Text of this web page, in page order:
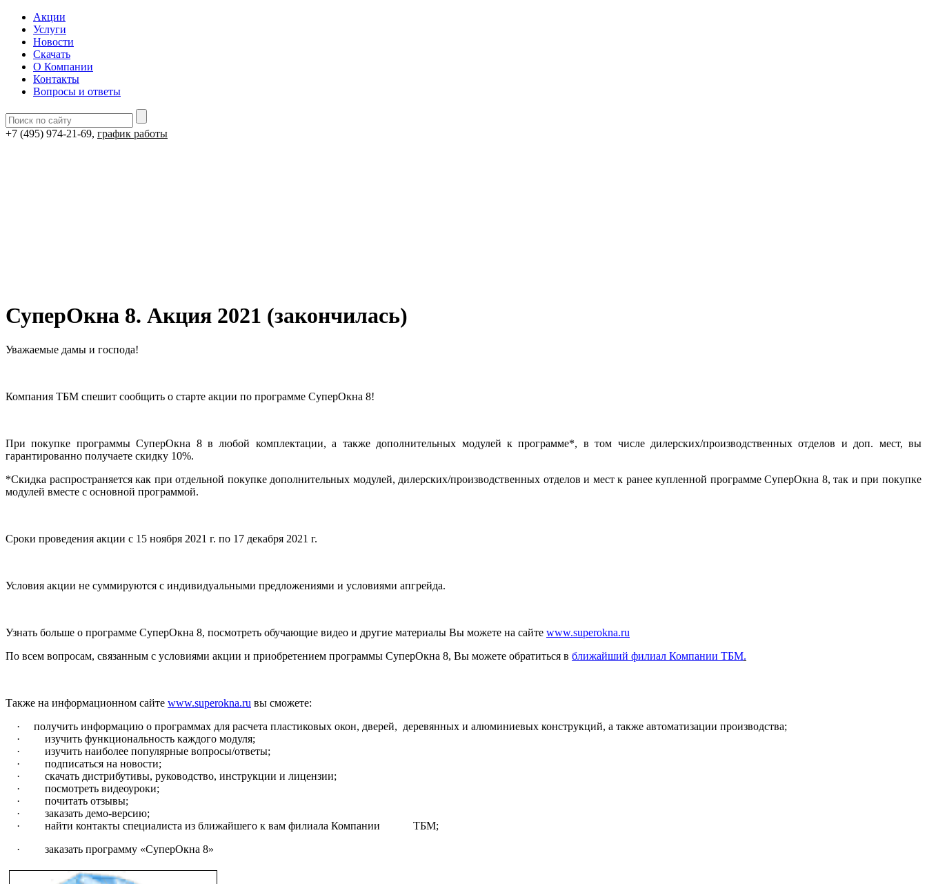
Акции
Услуги
Новости
Скачать
О Компании
Контакты
Вопросы и ответы
+7 (495) 974-21-69, график работы
СуперОкна 8. Акция 2021 (закончилась)
Уважаемые дамы и господа!
Компания ТБМ спешит сообщить о старте акции по программе СуперОкна 8!
При покупке программы СуперОкна 8 в любой комплектации, а также дополнительных модулей к программе*, в том числе дилерских/производственных отделов и доп. мест, вы
гарантированно получаете скидку 10%.
*Скидка распространяется как при отдельной покупке дополнительных модулей, дилерских/производственных отделов и мест к ранее купленной программе СуперОкна 8, так и при покупке
модулей вместе с основной программой.
Сроки проведения акции с 15 ноября 2021 г. по 17 декабря 2021 г.
Условия акции не суммируются с индивидуальными предложениями и условиями апгрейда.
Узнать больше о программе СуперОкна 8, посмотреть обучающие видео и другие материалы Вы можете на сайте www.superokna.ru
По всем вопросам, связанным с условиями акции и приобретением программы СуперОкна 8, Вы можете обратиться в ближайший филиал Компании ТБМ.
Также на информационном сайте www.superokna.ru вы сможете:
·
получить информацию о программах для расчета пластиковых окон, дверей, деревянных и алюминиевых конструкций, а также автоматизации производства;
·
изучить функциональность каждого модуля;
·
изучить наиболее популярные вопросы/ответы;
·
подписаться на новости;
·
скачать дистрибутивы, руководство, инструкции и лицензии;
·
посмотреть видеоуроки;
·
почитать отзывы;
·
заказать демо-версию;
·
найти контакты специалиста из ближайшего к вам филиала Компании ТБМ;
·
заказать программу «СуперОкна 8»